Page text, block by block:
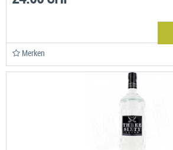
Merken